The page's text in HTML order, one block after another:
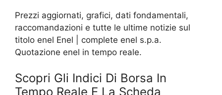
Prezzi aggiornati, grafici, dati fondamentali,
raccomandazioni e tutte le ultime notizie sul
titolo enel Enel | complete enel s.p.a.
Quotazione enel in tempo reale.
Scopri Gli Indici Di Borsa In
Tempo Reale E La Scheda